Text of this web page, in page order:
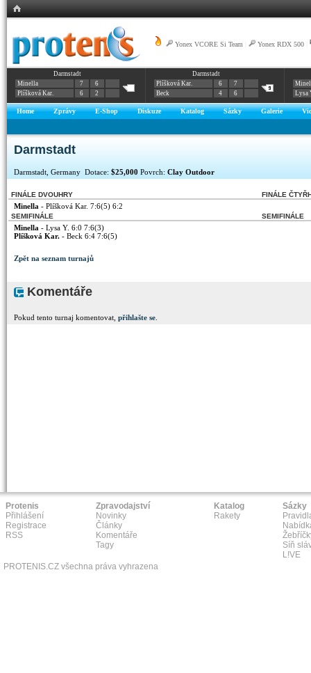
Yonex VCORE Si Team Yonex RDX 500
Darmstadt
Minella
7
6
Plíšková Kar.
6 2
Darmstadt
Plíšková Kar.
6
7
Beck
4 6
Lysa
Home Zprávy E-Shop Diskuze Katalog Sázky Galerie
Darmstadt
Darmstadt, Germany Dotace: $25,000 Povrch: Clay Outdoor
FINÁLE DVOUHRY
Minella - Plíšková Kar. 7:6(5) 6:2
FINÁLE
SEMIFINÁLE
Minella - Lysa Y. 6:0 7:6(3)
Plíšková Kar. - Beck 6:4 7:6(5)
SEMIFINÁLE
Zpět na seznam turnajů
Komentáře
Pokud tento turnaj komentovat, přihlašte se
Protenis
Přihlášení
Registrace
RSS
Zpravodajství
Novinky
Články
Komentáře
Tagy
Katalog
Rakety
Sázky
Síň
L!VE
PROTENIS.CZ všechna práva vyhrazena